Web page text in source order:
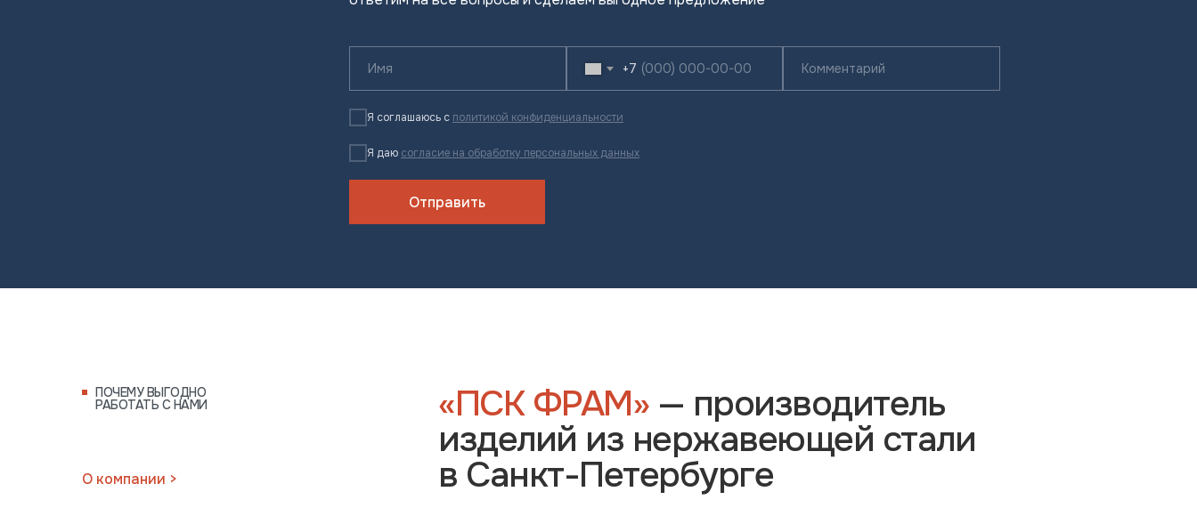
Отправляя данную форму вы соглашаетесь сполитикой конфиденциальности
+7
Я соглашаюсь с политикой конфиденциальности
Я даю согласие на обработку персональных данных
Отправить
«ПСК ФРАМ»— производитель
изделий из нержавеющей стали
в Санкт-Петербурге
О компании >
ПОЧЕМУ ВЫГОДНО
РАБОТАТЬ С НАМИ